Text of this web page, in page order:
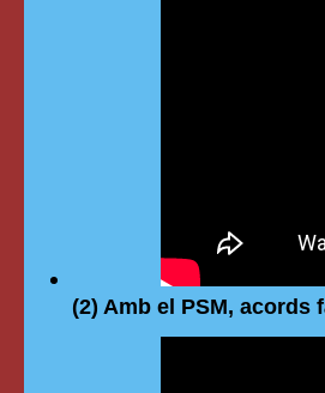
(2) Amb el PSM,